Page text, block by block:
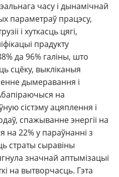
часу і дынамічнай
параметраў працэсу,
і хуткасць цягі,
прадукту
да 96% галіны, што
сцёку, выкліканыя
дымеравання і
на
сістэму ацяплення і
спажыванне энергіі на
на 22% у параўнанні з
страты сыравіны
значнай аптымізацыі
на вытворчасць. Гэта